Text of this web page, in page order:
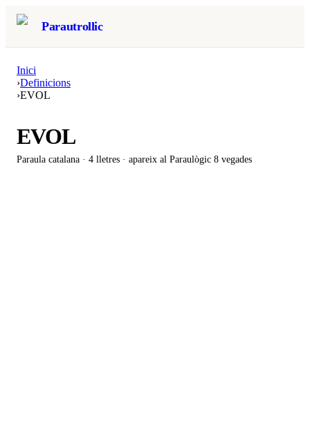
Parautrollic
Inici
›Definicions
›EVOL
EVOL
Paraula catalana · 4 lletres · apareix al Paraulògic 8 vegades